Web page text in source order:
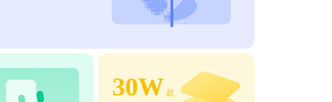
30W 款